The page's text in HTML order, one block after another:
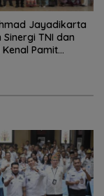
Jayadikarta
Sinergi TNI dan
Pamit